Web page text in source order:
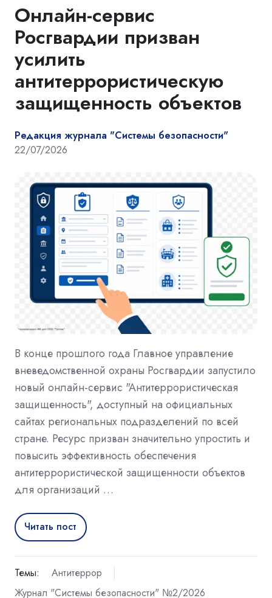
Онлайн-сервис
Росгвардии призван
усилить
антитеррористическую
защищенность объектов
Редакция журнала "Системы безопасности"
22/07/2026
В конце прошлого года Главное управление
вневедомственной охраны Росгвардии запустило
новый онлайн-сервис "Антитеррористическая
защищенность", доступный на официальных
сайтах региональных подразделений по всей
стране. Ресурс призван значительно упростить и
повысить эффективность обеспечения
антитеррористической защищенности объектов
для организаций …
Читать пост
Темы:
Антитеррор
Журнал "Системы безопасности" №2/2026